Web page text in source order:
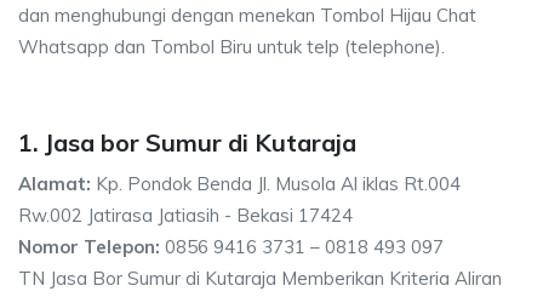
dan menghubungi dengan menekan Tombol Hijau Chat
Whatsapp dan Tombol Biru untuk telp (telephone).
1. Jasa bor Sumur di Kutaraja
Alamat: Kp. Pondok Benda Jl. Musola Al iklas Rt.004
Rw.002 Jatirasa Jatiasih - Bekasi 17424
Nomor Telepon: 0856 9416 3731 – 0818 493 097
TN Jasa Bor Sumur di Kutaraja Memberikan Kriteria Aliran